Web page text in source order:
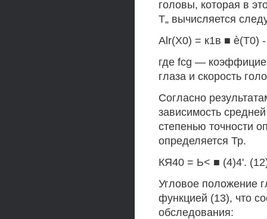
головы, которая в
Т„ вычисляется
Alr(X0) = к1в ■ è(T0)
где fcg —
глаза и скорость
Согласно
зависимость
степенью точности
определяется Тр.
КЯ40 = Ь< ■ (4)4'.
Угловое положение
функцией (13), что
обследования: